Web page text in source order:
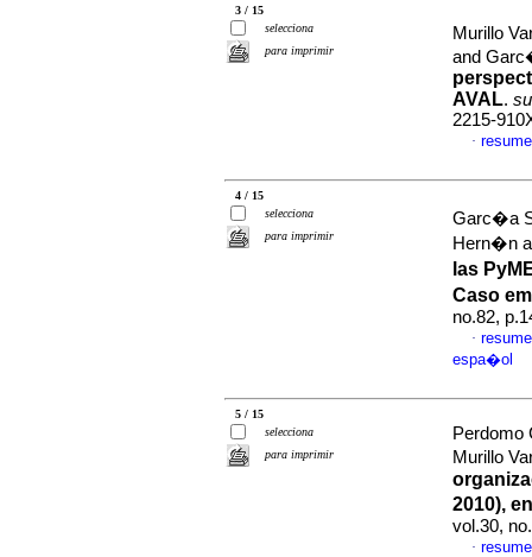
3 / 15
selecciona
para imprimir
Murillo
and
AVAL.
2215-
·
4 / 15
selecciona
para imprimir
Garc�a
Hern�n
las
Caso
no.82,
·
espa�ol
5 / 15
selecciona
para imprimir
Perdomo
Murillo
2010),
vol.30,
·